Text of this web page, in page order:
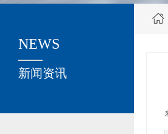
关于我们
新闻资讯
NEWS